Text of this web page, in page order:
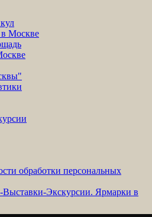
в Москве
обработки персональных
Экскурсии. Ярмарки в